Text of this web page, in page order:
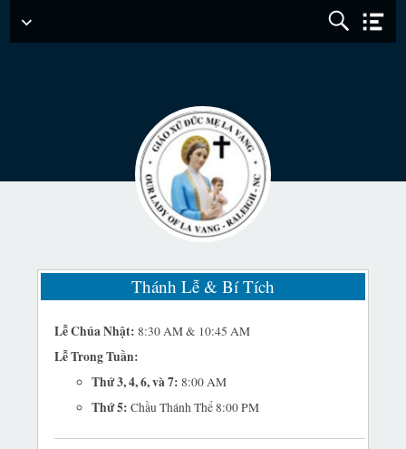
Chính
Thánh Lễ & Bí Tích
Lễ Chúa Nhật: 8:30 AM & 10:45 AM
Lễ Trong Tuần:
Thứ 3, 4, 6, và 7: 8:00 AM
Thứ 5: Chầu Thánh Thể 8:00 PM